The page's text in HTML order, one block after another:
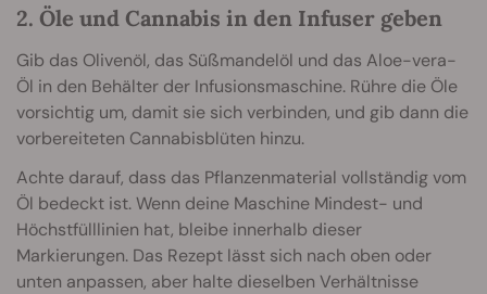
2. Öle und Cannabis in den Infuser geben
Gib das Olivenöl, das Süßmandelöl und das Aloe-vera-
Öl in den Behälter der Infusionsmaschine. Rühre die Öle
vorsichtig um, damit sie sich verbinden, und gib dann die
vorbereiteten Cannabisblüten hinzu.
Achte darauf, dass das Pflanzenmaterial vollständig vom
Öl bedeckt ist. Wenn deine Maschine Mindest- und
Höchstfülllinien hat, bleibe innerhalb dieser
Markierungen. Das Rezept lässt sich nach oben oder
unten anpassen, aber halte dieselben Verhältnisse